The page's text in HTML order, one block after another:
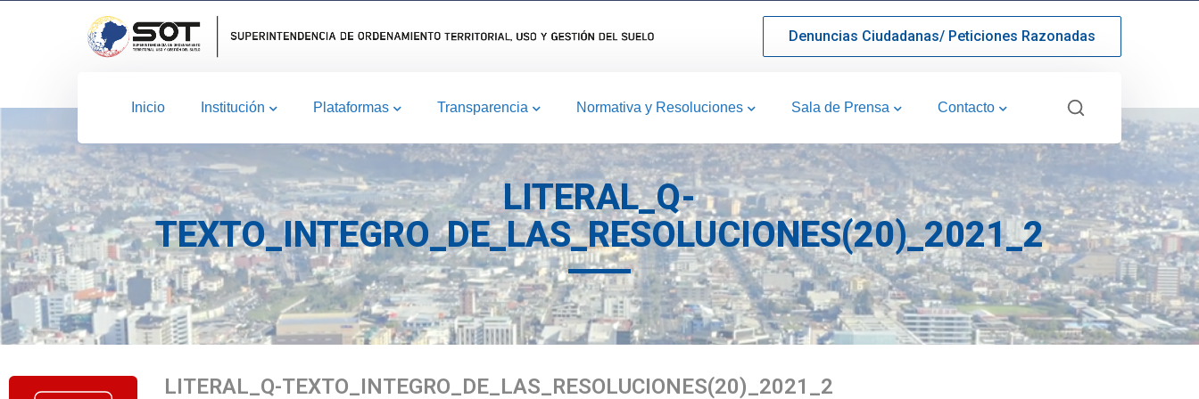
Denuncias Ciudadanas/ Peticiones Razonadas
Inicio Institución Plataformas Transparencia Normativa y Resoluciones Sala de Prensa Contacto
LITERAL_Q-
TEXTO_INTEGRO_DE_LAS_RESOLUCIONES(20)_2021_2
LITERAL_Q-TEXTO_INTEGRO_DE_LAS_RESOLUCIONES(20)_2021_2